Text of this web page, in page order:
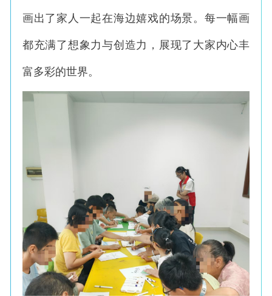
画出了家人一起在海边嬉戏的场景。每一幅画
都充满了想象力与创造力，展现了大家内心丰
富多彩的世界。